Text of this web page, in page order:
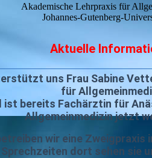
Akademische Lehrpraxis für
Johannes-Gutenberg-
Aktuelle
uns Frau Sabine
für
ist bereits Fachärztin für
Allgemeinmedizin jetzt
wir eine Zweigpraxis
Sprechzeiten dort sehen sie